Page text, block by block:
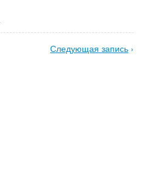
Следующая запись ›